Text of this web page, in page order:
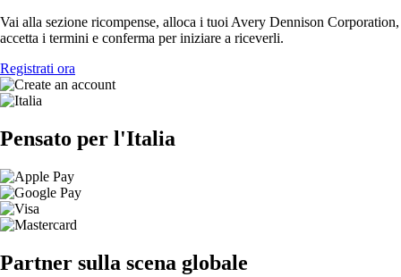
Vai alla sezione ricompense, alloca i tuoi Avery Dennison Corporation,
accetta i termini e conferma per iniziare a riceverli.
Registrati ora
Pensato per l'Italia
Partner sulla scena globale